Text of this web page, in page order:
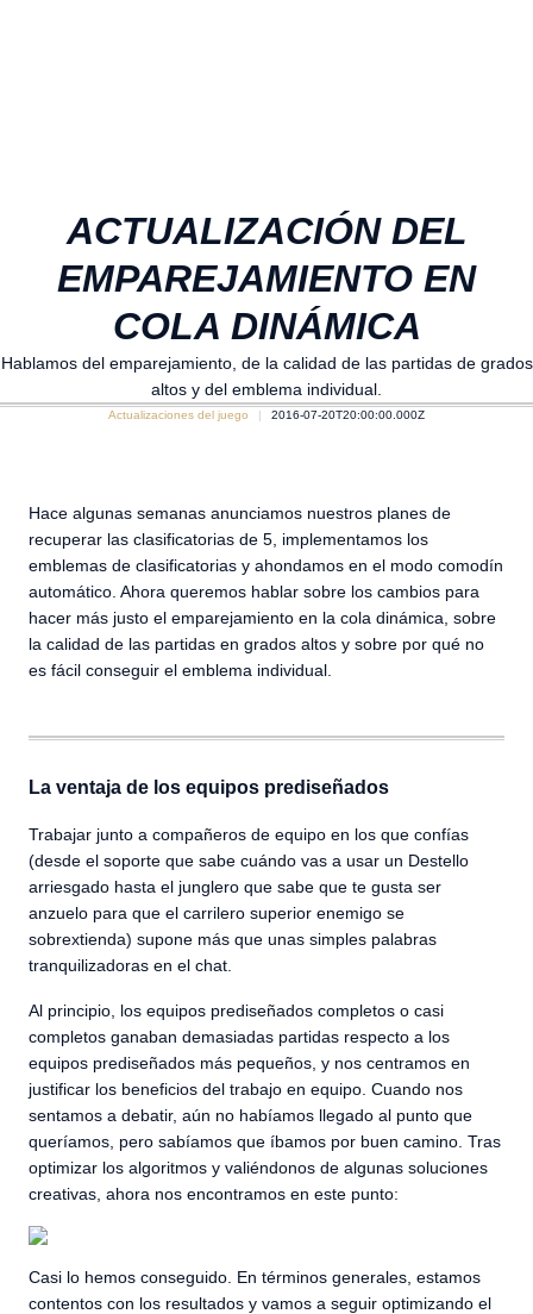
ACTUALIZACIÓN DEL
EMPAREJAMIENTO EN
COLA DINÁMICA
Hablamos del emparejamiento, de la calidad de las partidas de grados
altos y del emblema individual.
Actualizaciones del juego 2016-07-20T20:00:00.000Z
Hace algunas semanas anunciamos nuestros planes de
recuperar las clasificatorias de 5, implementamos los
emblemas de clasificatorias y ahondamos en el modo comodín
automático. Ahora queremos hablar sobre los cambios para
hacer más justo el emparejamiento en la cola dinámica, sobre
la calidad de las partidas en grados altos y sobre por qué no
es fácil conseguir el emblema individual.
La ventaja de los equipos prediseñados
Trabajar junto a compañeros de equipo en los que confías
(desde el soporte que sabe cuándo vas a usar un Destello
arriesgado hasta el junglero que sabe que te gusta ser
anzuelo para que el carrilero superior enemigo se
sobrextienda) supone más que unas simples palabras
tranquilizadoras en el chat.
Al principio, los equipos prediseñados completos o casi
completos ganaban demasiadas partidas respecto a los
equipos prediseñados más pequeños, y nos centramos en
justificar los beneficios del trabajo en equipo. Cuando nos
sentamos a debatir, aún no habíamos llegado al punto que
queríamos, pero sabíamos que íbamos por buen camino. Tras
optimizar los algoritmos y valiéndonos de algunas soluciones
creativas, ahora nos encontramos en este punto:
Casi lo hemos conseguido. En términos generales, estamos
contentos con los resultados y vamos a seguir optimizando el